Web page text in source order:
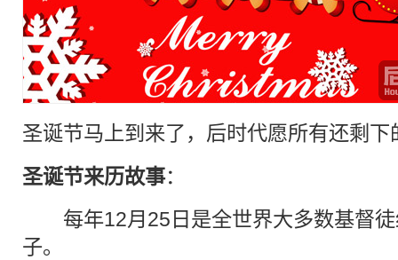
圣诞节马上到来了， 后时代愿所有还剩下
圣诞节来历故事：
每年12月25日是全世界大多数基督
子。